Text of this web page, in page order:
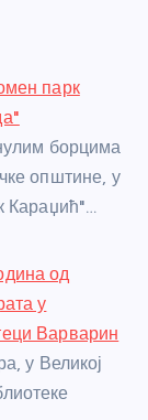
e
парк
борцима
општине, у
Караџић"…
од
у
Варварин
у Великој